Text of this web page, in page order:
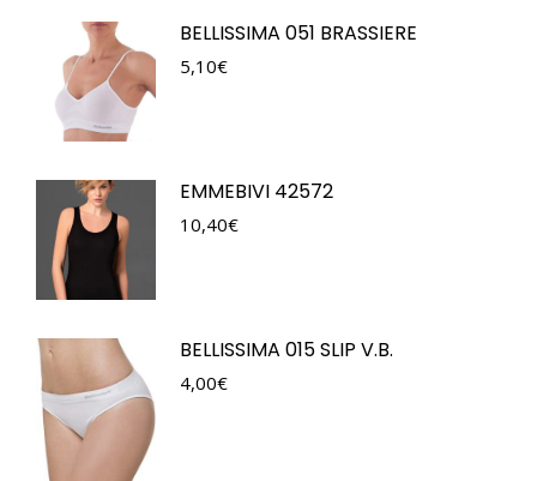
BELLISSIMA 051 BRASSIERE
5,10€
EMMEBIVI 42572
10,40€
BELLISSIMA 015 SLIP V.B.
4,00€